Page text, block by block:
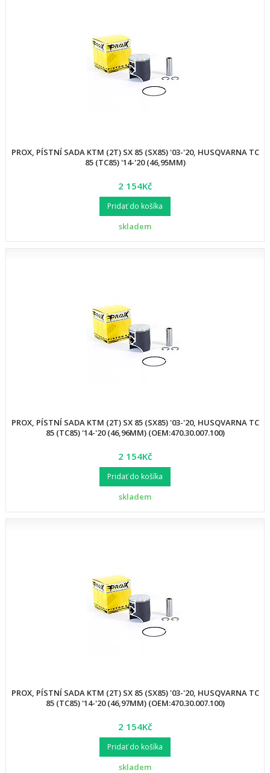
PROX, PÍSTNÍ SADA KTM (2T) SX 85 (SX85) '03-'20, HUSQVARNA TC
85 (TC85) '14-'20 (46,95MM)
2 154Kč
Pridať do košíka
skladem
PROX, PÍSTNÍ SADA KTM (2T) SX 85 (SX85) '03-'20, HUSQVARNA TC
85 (TC85) '14-'20 (46,96MM) (OEM:470.30.007.100)
2 154Kč
Pridať do košíka
skladem
PROX, PÍSTNÍ SADA KTM (2T) SX 85 (SX85) '03-'20, HUSQVARNA TC
85 (TC85) '14-'20 (46,97MM) (OEM:470.30.007.100)
2 154Kč
Pridať do košíka
skladem